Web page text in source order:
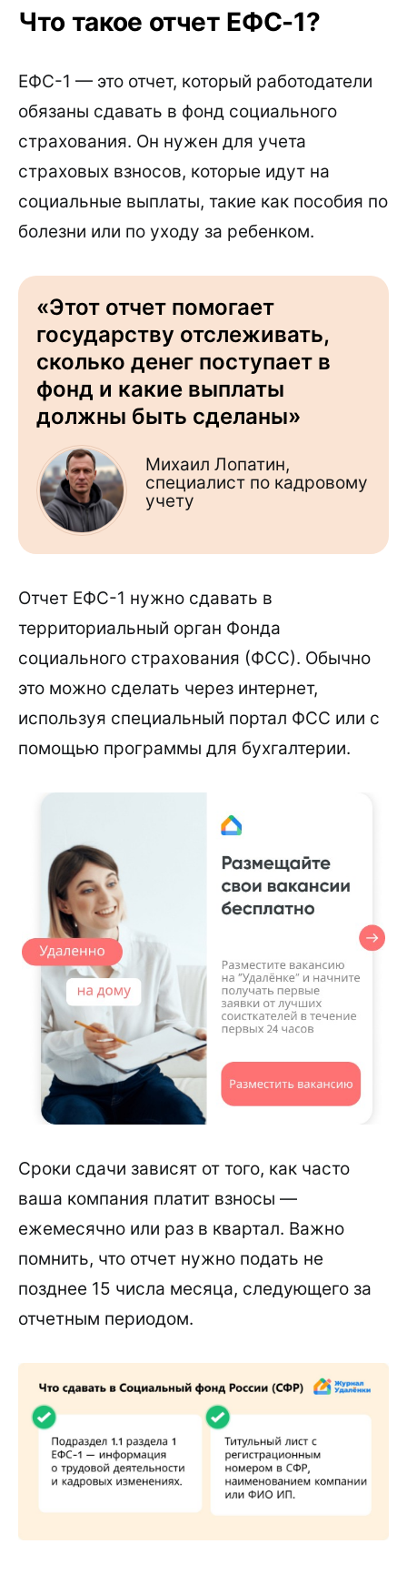
Что такое отчет ЕФС-1?
ЕФC-1 — это отчет, который работодатели
обязаны сдавать в фонд социального
страхования. Он нужен для учета
страховых взносов, которые идут на
социальные выплаты, такие как пособия по
болезни или по уходу за ребенком.
«Этот отчет помогает
государству отслеживать,
сколько денег поступает в
фонд и какие выплаты
должны быть сделаны»
Михаил Лопатин,
специалист по кадровому
учету
Отчет ЕФС-1 нужно сдавать в
территориальный орган Фонда
социального страхования (ФСС). Обычно
это можно сделать через интернет,
используя специальный портал ФСС или с
помощью программы для бухгалтерии.
Сроки сдачи зависят от того, как часто
ваша компания платит взносы —
ежемесячно или раз в квартал. Важно
помнить, что отчет нужно подать не
позднее 15 числа месяца, следующего за
отчетным периодом.